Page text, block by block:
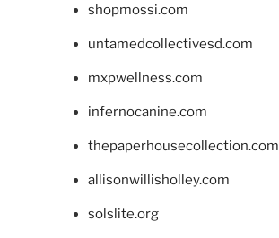
shopmossi.com
untamedcollectivesd.com
mxpwellness.com
infernocanine.com
thepaperhousecollection.com
allisonwillisholley.com
solslite.org